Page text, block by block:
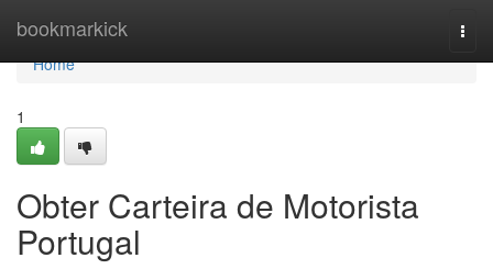
bookmarkick
Home
Home
1
Obter Carteira de Motorista
Portugal